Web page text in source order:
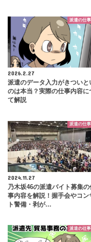
派遣の仕
2026.2.27
派遣のデータ入力がきついと
のは本当？実際の仕事内容に
て解説
派遣の仕
2024.11.27
乃木坂46の派遣バイト募集の
事内容を解説！握手会やコン
ト警備・剥が…
派遣の仕